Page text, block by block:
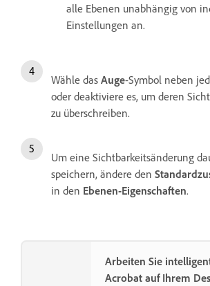
alle Ebenen unabhängig von
Einstellungen an.
Wähle das Auge-Symbol neben
oder deaktiviere es, um deren
zu überschreiben.
Um eine Sichtbarkeitsänderung
speichern, ändere den
in den Ebenen-Eigenschaften.
Arbeiten Sie
Acrobat auf Ihrem